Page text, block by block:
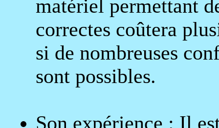
matériel permettant
correctes coûtera
si de nombreuses
sont possibles.
Son expérience : Il